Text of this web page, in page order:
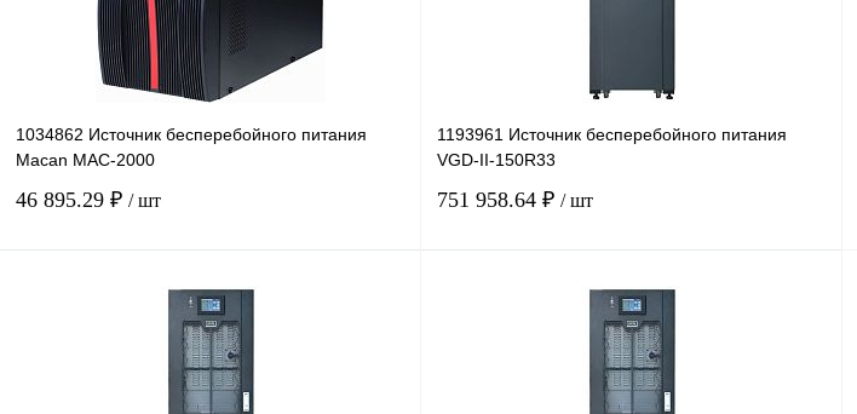
1034862 Источник бесперебойного питания
Macan MAC-2000
46 895.29 ₽ / шт
Сравнение
Под заказ
1193961 Источник бесперебойного питания
VGD-II-150R33
751 958.64 ₽ / шт
Сравнение
Под заказ